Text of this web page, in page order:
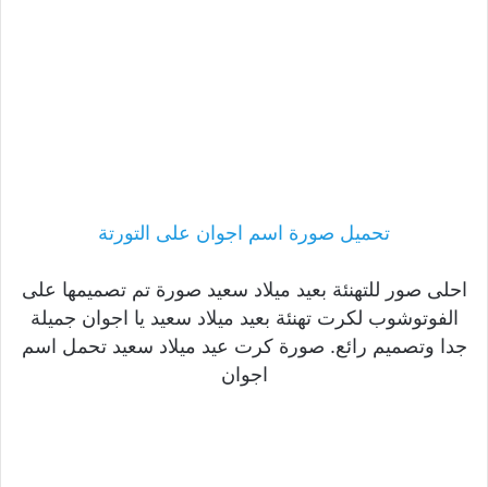
تحميل صورة اسم اجوان على التورتة
احلى صور للتهنئة بعيد ميلاد سعيد صورة تم تصميمها على
الفوتوشوب لكرت تهنئة بعيد ميلاد سعيد يا اجوان جميلة
جدا وتصميم رائع. صورة كرت عيد ميلاد سعيد تحمل اسم
اجوان